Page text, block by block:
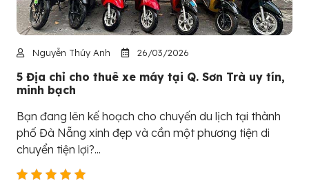
Nguyễn Thúy Anh 26/03/2026
5 Địa chỉ cho thuê xe máy tại Q. Sơn Trà uy tín,
minh bạch
Bạn đang lên kế hoạch cho chuyến du lịch tại thành
phố Đà Nẵng xinh đẹp và cần một phương tiện di
chuyển tiện lợi?...